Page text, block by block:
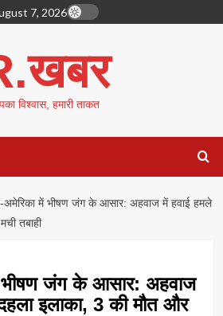
7, 2026
विश्वास, हमारी ताकत
अमेरिका में भीषण जंग के आसार: अहवाज में हवाई हमले
तबाही
भीषण जंग के आसार: अहवाज
इलाका, 3 की मौत और